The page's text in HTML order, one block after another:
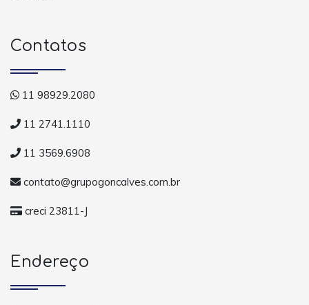
Contatos
11 98929.2080
11 2741.1110
11 3569.6908
contato@grupogoncalves.com.br
creci 23811-J
Endereço